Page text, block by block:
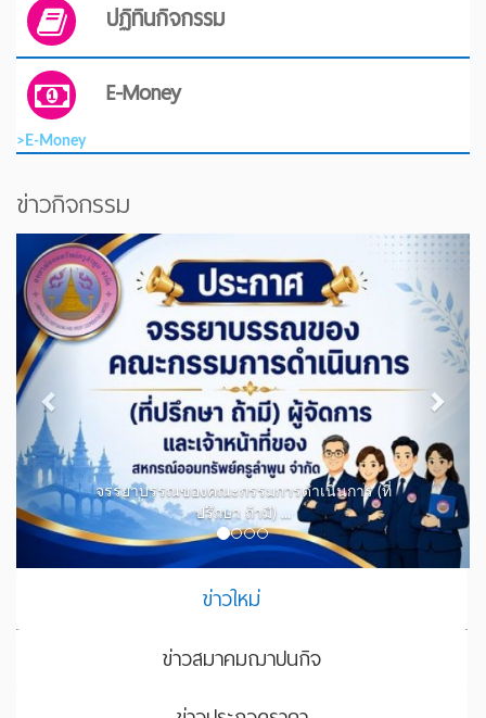
ปฏิทินกิจกรรม
E-Money
>E-Money
ข่าวกิจกรรม
รยาบรรณของคณะกรรมการดำเนินการ (ที่
ปรึกษา ถ้ามี) ...
ปร
Previous Next
ข่าวใหม่
ข่าวสมาคมฌาปนกิจ